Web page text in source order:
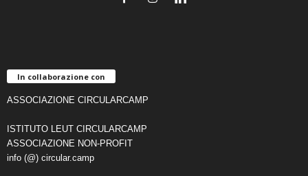
In collaborazione con
ASSOCIAZIONE CIRCULARCAMP
ISTITUTO LEUT CIRCULARCAMP
ASSOCIAZIONE NON-PROFIT
info (@) circular.camp